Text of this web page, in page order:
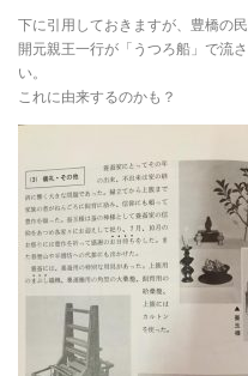
下に引用しておきますが、豊橋の
開元親王一行が「うつろ船」で流
い。
これに由来するのかも？